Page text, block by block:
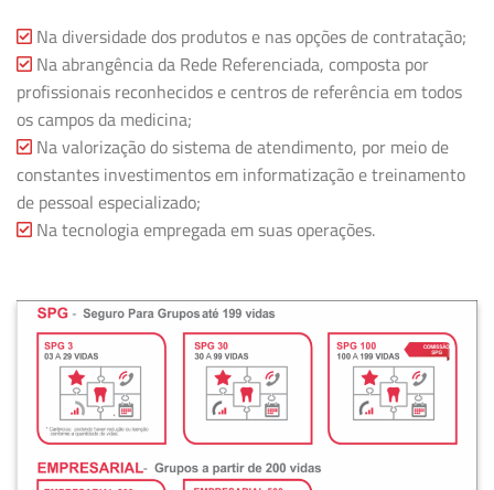
Na diversidade dos produtos e nas opções de contratação;
Na abrangência da Rede Referenciada, composta por
profissionais reconhecidos e centros de referência em todos
os campos da medicina;
Na valorização do sistema de atendimento, por meio de
constantes investimentos em informatização e treinamento
de pessoal especializado;
Na tecnologia empregada em suas operações.